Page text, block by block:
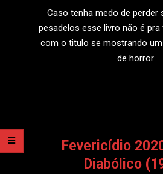
Caso tenha medo de perder
pesadelos esse livro não é
com o titulo se mostrando
de horror
Fevericídio
Diabólico